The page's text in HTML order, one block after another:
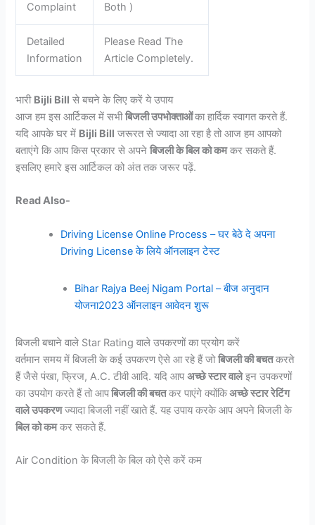
Complaint
Both )
Detailed
Information
Please Read The
Article Completely.
भारी Bijli Bill से बचने के लिए करें ये उपाय
आज हम इस आर्टिकल में सभीबिजली उपभोक्ताओंका हार्दिक स्वागत करते हैं.
यदि आपके घर में Bijli Bill जरूरत से ज्यादा आ रहा है तो आज हम आपको
बताएंगे कि आप किस प्रकार से अपनेबिजली के बिल को कमकर सकते हैं.
इसलिए हमारे इस आर्टिकल को अंत तक जरूर पढ़ें.
Read Also-
Driving License Online Process – घर बेठे दे अपना
Driving License के लिये ऑनलाइन टेस्ट
Bihar Rajya Beej Nigam Portal – बीज अनुदान
योजना2023 ऑनलाइन आवेदन शुरू
बिजली बचाने वाले Star Rating वाले उपकरणों का प्रयोग करें
वर्तमान समय में बिजली के कई उपकरण ऐसे आ रहे हैं जोबिजली की बचतकरते
हैं जैसे पंखा, फ्रिज, A.C. टीवी आदि. यदि आपअच्छे स्टार वालेइन उपकरणों
का उपयोग करते हैं तो आपबिजली की बचतकर पाएंगे क्योंकिअच्छे स्टार रेटिंग
वाले उपकरणज्यादा बिजली नहीं खाते हैं. यह उपाय करके आप अपने बिजली के
बिल को कमकर सकते हैं.
Air Condition के बिजली के बिल को ऐसे करें कम